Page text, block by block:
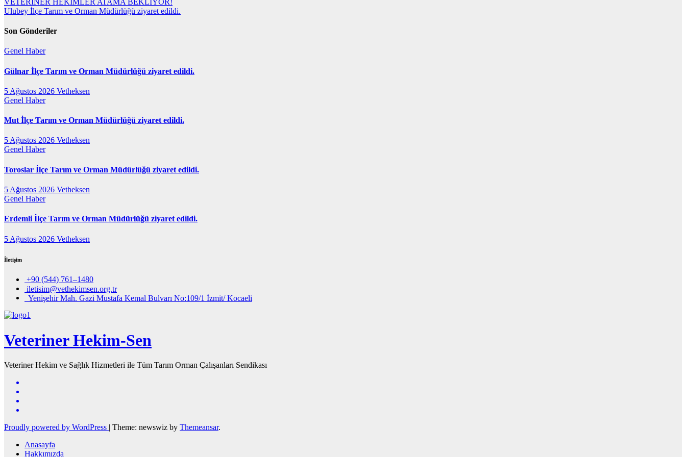
Yazı
gezinmesi
Ulubey İlçe Tarım ve Orman Müdürlüğü ziyaret edildi.
Son Gönderiler
Genel Haber
Gülnar İlçe Tarım ve Orman Müdürlüğü ziyaret edildi.
5 Ağustos 2026 Vetheksen
Genel Haber
Mut İlçe Tarım ve Orman Müdürlüğü ziyaret edildi.
5 Ağustos 2026 Vetheksen
Genel Haber
Toroslar İlçe Tarım ve Orman Müdürlüğü ziyaret edildi.
5 Ağustos 2026 Vetheksen
Genel Haber
Erdemli İlçe Tarım ve Orman Müdürlüğü ziyaret edildi.
5 Ağustos 2026 Vetheksen
İletişim
+90 (544) 761–1480
iletisim@vethekimsen.org.tr
Yenişehir Mah. Gazi Mustafa Kemal Bulvarı No:109/1 İzmit/ Kocaeli
Veteriner Hekim-Sen
Veteriner Hekim ve Sağlık Hizmetleri ile Tüm Tarım Orman Çalışanları Sendikası
Proudly powered by WordPress | Theme: newswiz by Themeansar.
Anasayfa
Hakkımızda